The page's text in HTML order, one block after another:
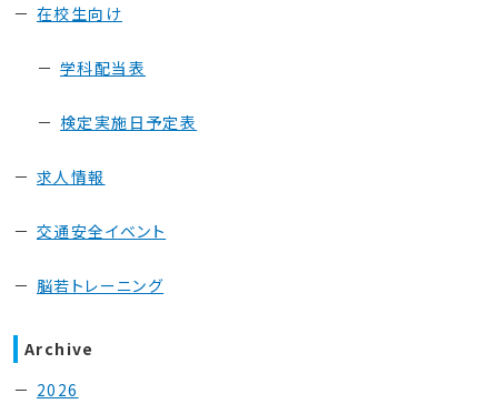
在校生向け
学科配当表
検定実施日予定表
求人情報
交通安全イベント
脳若トレーニング
Archive
2026